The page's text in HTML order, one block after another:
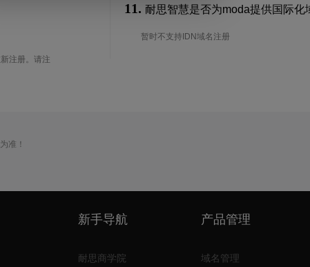
注册。请注
11. 耐思智慧是否为moda提供国际化
暂时不支持IDN域名注册
准！
新手导航
耐思商学院
产品管理
域名管理